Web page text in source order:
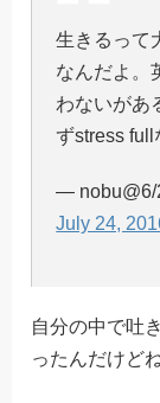
生きるって
なんだよ。
わないがあ
ずstress full
— nobu@6/
July 24,
自分の中で吐
ったんだけどね